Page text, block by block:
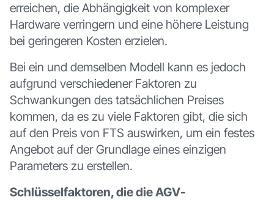
erreichen, die Abhängigkeit von komplexer
Hardware verringern und eine höhere Leistung
bei geringeren Kosten erzielen.
Bei ein und demselben Modell kann es jedoch
aufgrund verschiedener Faktoren zu
Schwankungen des tatsächlichen Preises
kommen, da es zu viele Faktoren gibt, die sich
auf den Preis von FTS auswirken, um ein festes
Angebot auf der Grundlage eines einzigen
Parameters zu erstellen.
Schlüsselfaktoren, die die AGV-